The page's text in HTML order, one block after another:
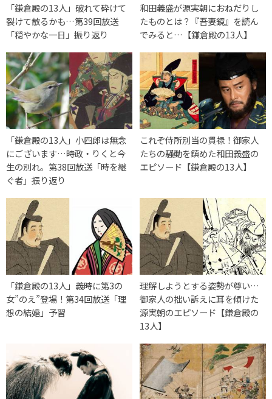
「鎌倉殿の13人」破れて砕けて
裂けて散るかも…第39回放送
「穏やかな一日」振り返り
和田義盛が源実朝におねだりし
たものとは？『吾妻鏡』を読ん
でみると…【鎌倉殿の13人】
「鎌倉殿の13人」小四郎は無念
にございます…時政・りくと今
生の別れ。第38回放送「時を継
ぐ者」振り返り
これぞ侍所別当の貫禄！御家人
たちの騒動を鎮めた和田義盛の
エピソード【鎌倉殿の13人】
「鎌倉殿の13人」義時に第3の
女”のえ”登場！第34回放送「理
想の結婚」予習
理解しようとする姿勢が尊い…
御家人の拙い訴えに耳を傾けた
源実朝のエピソード【鎌倉殿の
13人】